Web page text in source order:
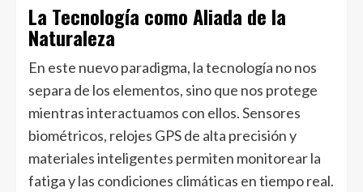
La Tecnología como Aliada de la
Naturaleza
En este nuevo paradigma, la tecnología no nos
separa de los elementos, sino que nos protege
mientras interactuamos con ellos. Sensores
biométricos, relojes GPS de alta precisión y
materiales inteligentes permiten monitorear la
fatiga y las condiciones climáticas en tiempo real.